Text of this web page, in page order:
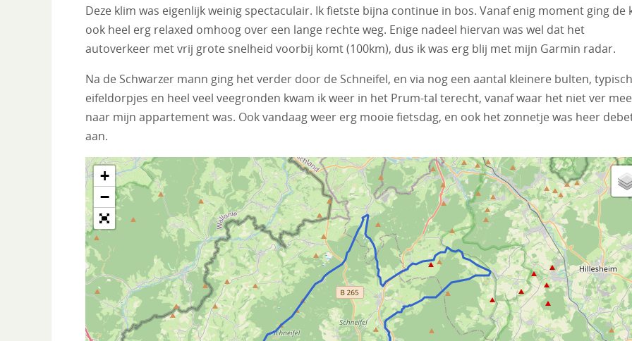
Deze klim was eigenlijk weinig spectaculair. Ik fietste bijna continue in bos. Vanaf enig moment ging de
ook heel erg relaxed omhoog over een lange rechte weg. Enige nadeel hiervan was wel dat het
autoverkeer met vrij grote snelheid voorbij komt (100km), dus ik was erg blij met mijn Garmin radar.
Na de Schwarzer mann ging het verder door de Schneifel, en via nog een aantal kleinere bulten,
eifeldorpjes en heel veel veegronden kwam ik weer in het Prum-tal terecht, vanaf waar het niet ver
naar mijn appartement was. Ook vandaag weer erg mooie fietsdag, en ook het zonnetje was heer
aan.
+
−